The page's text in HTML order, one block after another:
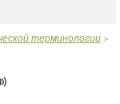
терминологии >